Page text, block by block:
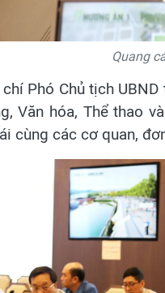
Quang
Phó Chủ tịch
Văn hóa, Thể thao
cùng các cơ quan,